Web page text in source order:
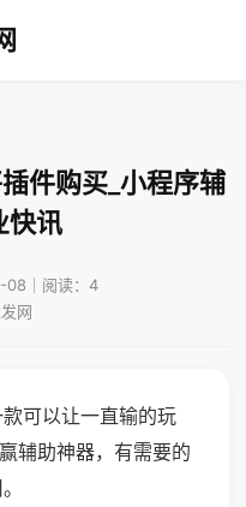
件购买_小程序辅
快讯
08｜阅读：4
网
可以让一直输的玩
辅助神器，有需要的